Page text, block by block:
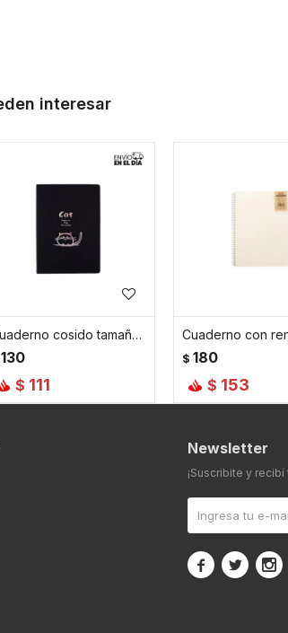
interesar
Cuaderno cosido tamaño A5
130
$ 111
$ 180
$ 153
Newsletter
¡Suscribite y
  